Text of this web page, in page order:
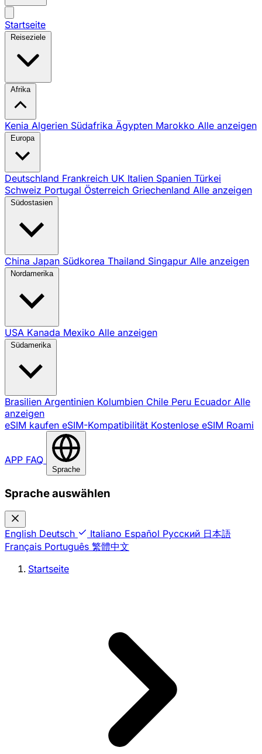
Startseite
Reiseziele
Afrika
Kenia Algerien Südafrika Ägypten Marokko Alle anzeigen
Europa
Deutschland Frankreich UK Italien Spanien Türkei
Schweiz Portugal Österreich Griechenland Alle anzeigen
Südostasien
China Japan Südkorea Thailand Singapur Alle anzeigen
Nordamerika
USA Kanada Mexiko Alle anzeigen
Südamerika
Brasilien Argentinien Kolumbien Chile Peru Ecuador Alle
anzeigen
eSIM kaufen eSIM-Kompatibilität Kostenlose eSIM Roami
APP FAQ
Sprache
Sprache auswählen
English Deutsch Italiano Español Русский 日本語
Français Português 繁體中文
Startseite